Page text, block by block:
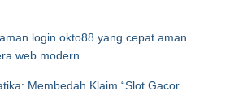
login okto88 yang cepat aman
web modern
Membedah Klaim “Slot Gacor